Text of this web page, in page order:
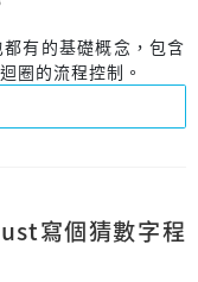
有的基礎概念，包含
圈的流程控制。
寫個猜數字程